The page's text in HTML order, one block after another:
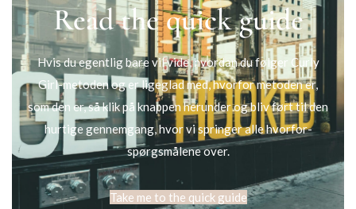
Read the quick guide
Hvis du egentlig bare vil vide, hvordan du følger Curly
Girl-metoden og er ligeglad med, hvorfor metoden er,
som den er, så klik på knappen herunder og bliv ført til den
hurtige gennemgang, hvor vi springer alle hvorfor-
spørgsmålene over.
Take me to the quick guide